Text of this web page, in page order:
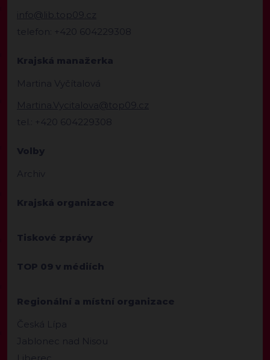
info@lib.top09.cz
telefon: +420 604229308
Krajská manažerka
Martina Vyčítalová
Martina.Vycitalova@top09.cz
tel.: +420 604229308
Volby
Archiv
Krajská organizace
Tiskové zprávy
TOP 09 v médiích
Regionální a místní organizace
Česká Lípa
Jablonec nad Nisou